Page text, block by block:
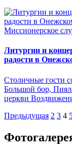
Миссионерское
Литургии и
радости в
Столичные гости
Большой бор,
церкви
Предыдущая 2 3 4